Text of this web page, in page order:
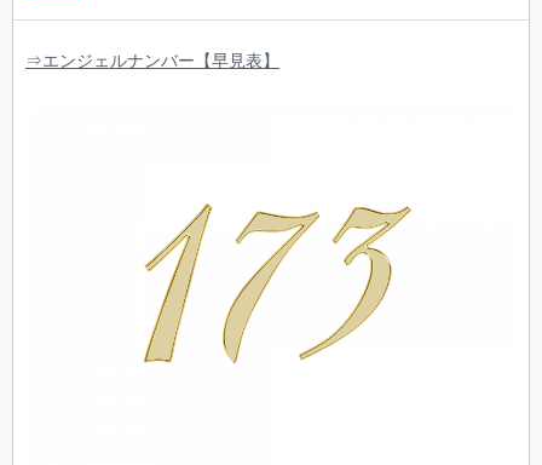
⇒エンジェルナンバー【早見表】